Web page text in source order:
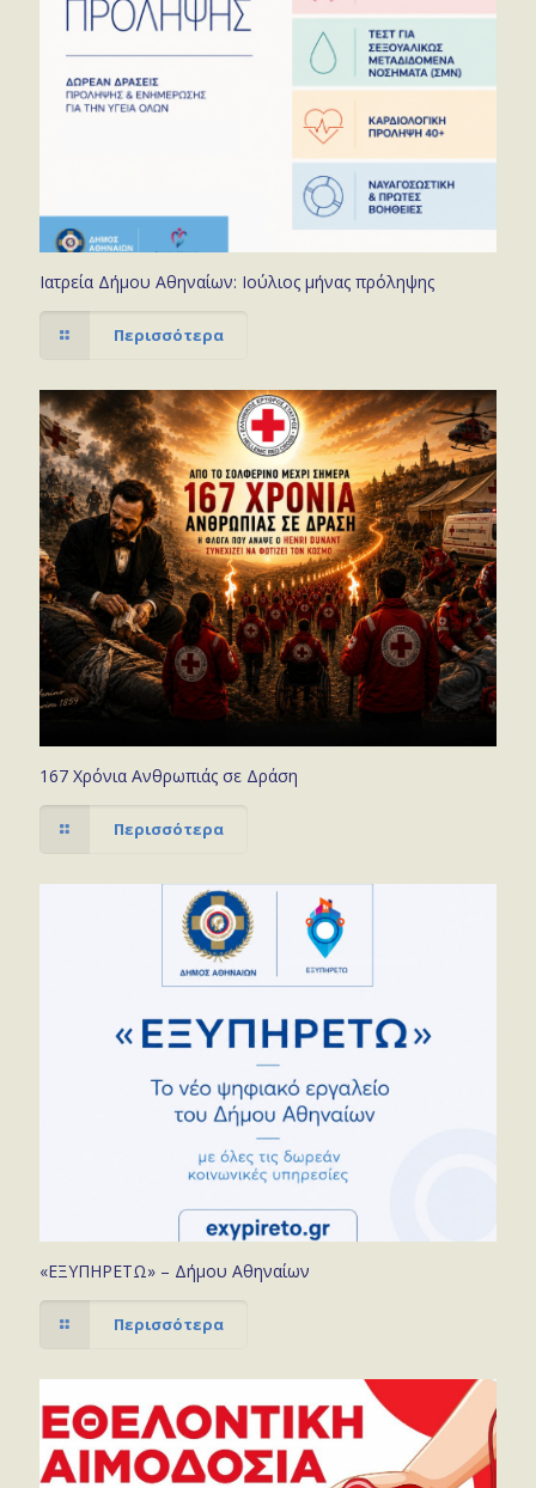
Ιατρεία Δήμου Αθηναίων: Ιούλιος μήνας πρόληψης
Περισσότερα
167 Χρόνια Ανθρωπιάς σε Δράση
Περισσότερα
«ΕΞΥΠΗΡΕΤΩ» – Δήμου Αθηναίων
Περισσότερα